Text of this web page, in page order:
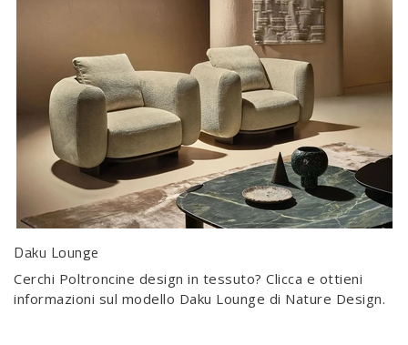
Daku Lounge
Cerchi Poltroncine design in tessuto? Clicca e ottieni
informazioni sul modello Daku Lounge di Nature Design.